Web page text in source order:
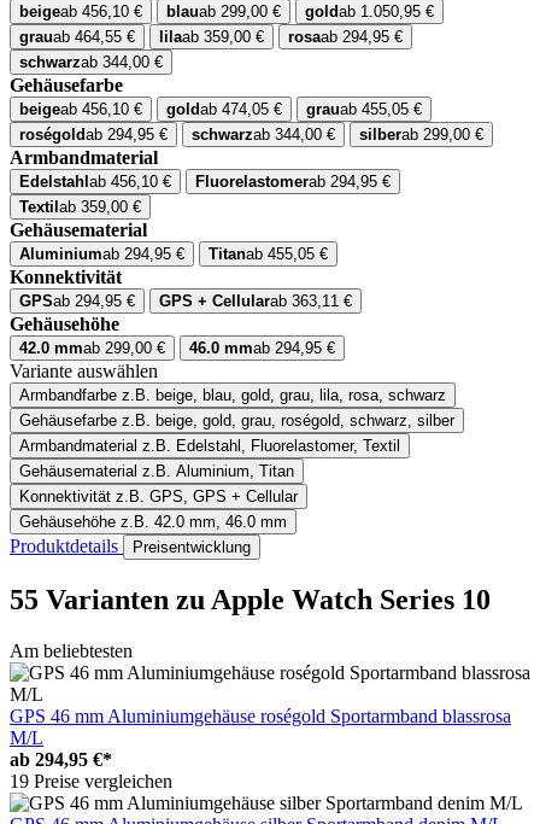
beigeab 456,10 € blauab 299,00 € goldab 1.050,95 €
grauab 464,55 € lilaab 359,00 € rosaab 294,95 €
schwarzab 344,00 €
Gehäusefarbe
beigeab 456,10 € goldab 474,05 € grauab 455,05 €
roségoldab 294,95 € schwarzab 344,00 € silberab 299,00 €
Armbandmaterial
Edelstahl ab 456,10 € Fluorelastomerab 294,95 €
Textil ab 359,00 €
Gehäusematerial
Aluminiumab 294,95 € Titanab 455,05 €
Konnektivität
GPSab 294,95 € GPS + Cellularab 363,11 €
Gehäusehöhe
42.0 mmab 299,00 € 46.0 mmab 294,95 €
Variante auswählen
Armbandfarbe z.B. beige, blau, gold, grau, lila, rosa, schwarz
Gehäusefarbe z.B. beige, gold, grau, roségold, schwarz, silber
Armbandmaterial z.B. Edelstahl, Fluorelastomer, Textil
Gehäusematerial z.B. Aluminium, Titan
Konnektivität z.B. GPS, GPS + Cellular
Gehäusehöhe z.B. 42.0 mm, 46.0 mm
Produktdetails Preisentwicklung
55 Varianten zu Apple Watch Series 10
Am beliebtesten
GPS 46 mm Aluminiumgehäuse roségold Sportarmband blassrosa
M/L
ab 294,95 €*
19 Preise vergleichen